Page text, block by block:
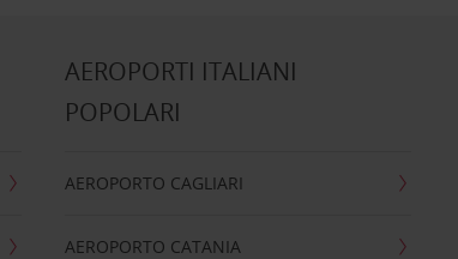
AEROPORTI ITALIANI
POPOLARI
AEROPORTO CAGLIARI
AEROPORTO CATANIA